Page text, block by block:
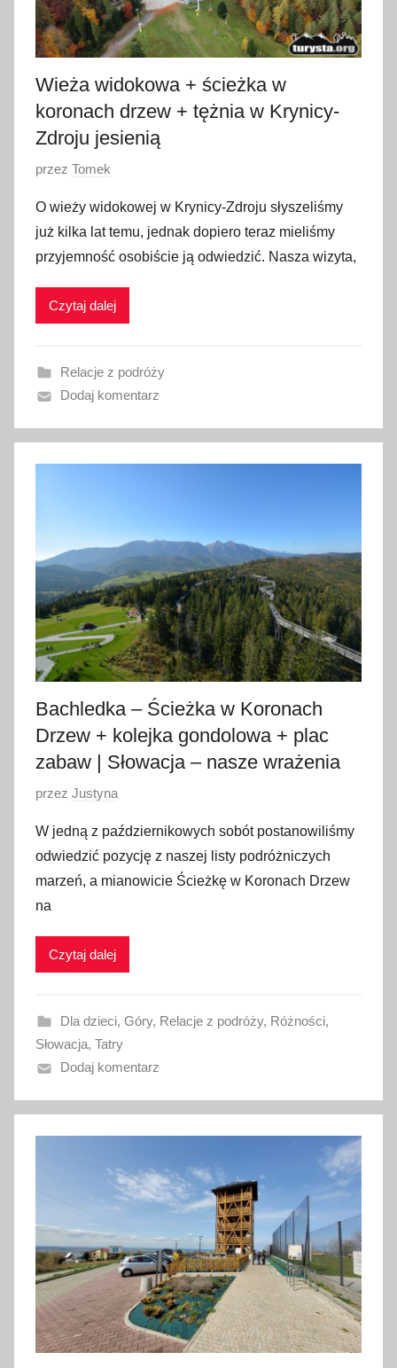
d
a
2
0
2
3
Wieża widokowa + ścieżka w
koronach drzew + tężnia w Krynicy-
Zdroju jesienią
O
u
b
l
i
a
n
3
1
d
i
e
r
n
i
a
2
0
3
przez Tomek
O wieży widokowej w Krynicy-Zdroju słyszeliśmy
już kilka lat temu, jednak dopiero teraz mieliśmy
przyjemność osobiście ją odwiedzić. Nasza wizyta,
Czytaj dalej
Relacje z podróży
Dodaj komentarz
Bachledka – Ścieżka w Koronach
Drzew + kolejka gondolowa + plac
zabaw | Słowacja – nasze wrażenia
O
u
b
l
i
w
n
o
2
p
a
i
e
r
k
przez Justyna
W jedną z październikowych sobót postanowiliśmy
odwiedzić pozycję z naszej listy podróżniczych
marzeń, a mianowicie Ścieżkę w Koronach Drzew
na
Czytaj dalej
Dla dzieci, Góry, Relacje z podróży, Różności,
Słowacja, Tatry
Dodaj komentarz